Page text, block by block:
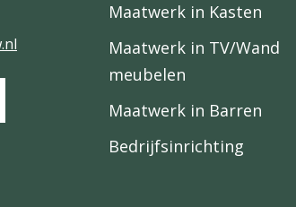
Maatwerk in Kasten
Maatwerk in TV/Wand
meubelen
Maatwerk in Barren
Bedrijfsinrichting